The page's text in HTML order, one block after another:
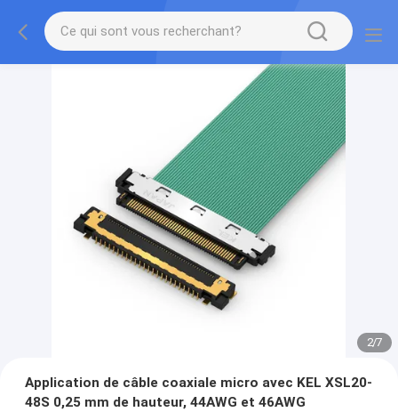
2/7
Application de câble coaxiale micro avec KEL XSL20-
48S 0,25 mm de hauteur, 44AWG et 46AWG